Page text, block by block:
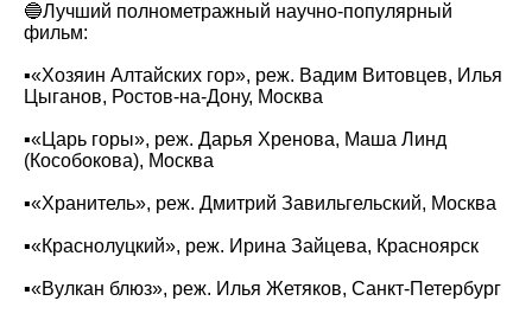
🔵Лучший полнометражный научно-популярный
фильм:
▪️«‎Хозяин Алтайских гор‌‌‎», реж. Вадим Витовцев, Илья
Цыганов, Ростов-на-Дону, Москва
▪️‎«‎Царь горы», реж. Дарья Хренова, Маша Линд
(Кособокова), Москва
▪️«‎Хранитель», реж. Дмитрий Завильгельский, Москва‎
▪️«Краснолуцкий‎», реж. Ирина Зайцева, Красноярск
▪️«‎Вулкан блюз», реж. Илья Жетяков, Санкт-Петербург